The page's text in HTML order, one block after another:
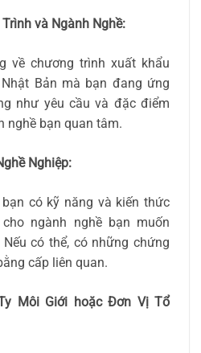
và Ngành Nghề:
về chương trình xuất khẩu
Nhật Bản mà bạn đang ứng
như yêu cầu và đặc điểm
nghề bạn quan tâm.
Nghiệp:
có kỹ năng và kiến thức
ngành nghề bạn muốn
có thể, có những chứng
cấp liên quan.
Môi Giới hoặc Đơn Vị Tổ